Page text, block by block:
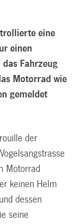
eine
einen
Fahrzeug
Motorrad wie
gemeldet
der
Motorrad
keinen Helm
dessen
seine